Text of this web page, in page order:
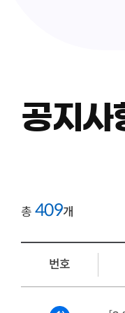
공지사
총 409개
번호